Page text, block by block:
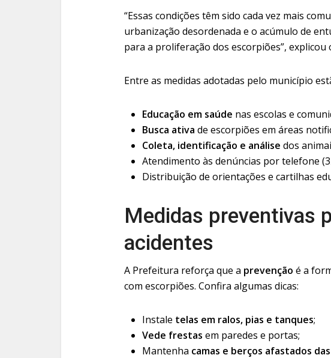
“Essas condições têm sido cada vez mais
urbanização desordenada e o acúmulo de
para a proliferação dos escorpiões”, explicou
Entre as medidas adotadas pelo município
Educação em saúde nas escolas e
Busca ativa de escorpiões em áreas
Coleta, identificação e análise dos
Atendimento às denúncias por telefone
Distribuição de orientações e cartilhas
Medidas preventivas
acidentes
A Prefeitura reforça que a prevenção é a
com escorpiões. Confira algumas dicas:
Instale telas em ralos, pias e tanques;
Vede frestas em paredes e portas;
Mantenha camas e berços afastados